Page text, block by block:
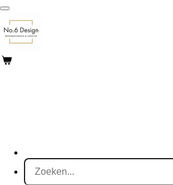
Ga
direct
naar
de